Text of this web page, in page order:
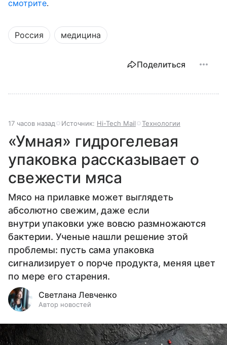
смотрите.
Россия медицина
Поделиться
17 часов назад Источник: Hi-Tech Mail Технологии
«Умная» гидрогелевая
упаковка рассказывает о
свежести мяса
Мясо на прилавке может выглядеть
абсолютно свежим, даже если
внутри упаковки уже вовсю размножаются
бактерии. Ученые нашли решение этой
проблемы: пусть сама упаковка
сигнализирует о порче продукта, меняя цвет
по мере его старения.
Светлана Левченко
Автор новостей